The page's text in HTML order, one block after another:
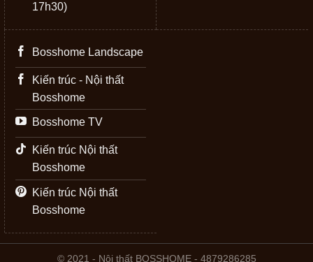
17h30)
Bosshome Landscape
Kiến trúc - Nội thất
Bosshome
Bosshome TV
Kiến trúc Nội thất
Bosshome
Kiến trúc Nội thất
Bosshome
© 2021 - Nội thất BOSSHOME - 4879286285